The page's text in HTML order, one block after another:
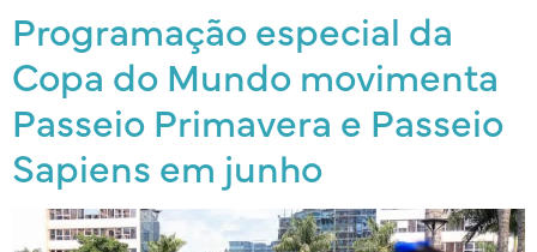
Programação especial da
Copa do Mundo movimenta
Passeio Primavera e Passeio
Sapiens em junho